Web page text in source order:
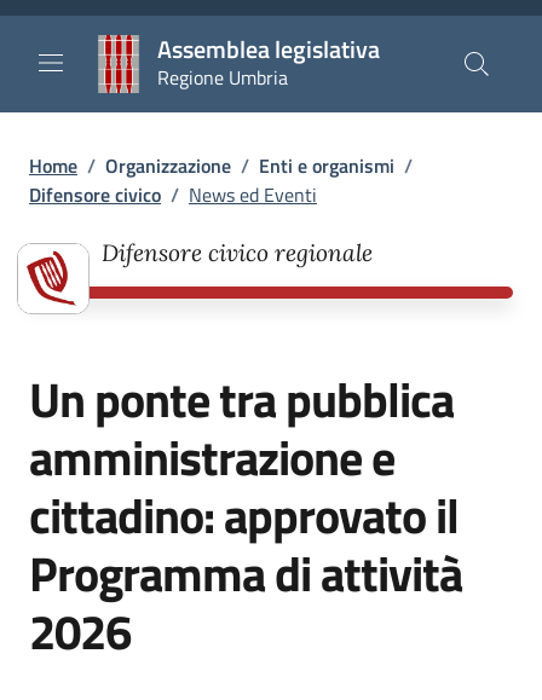
Salta al contenuto principale
Salta al piè di pagina
Assemblea legislativa
Regione Umbria
Briciole di pane
Home / Organizzazione / Enti e organismi /
Difensore civico / News ed Eventi
Difensore civico regionale
Un ponte tra pubblica
amministrazione e
cittadino: approvato il
Programma di attività
2026